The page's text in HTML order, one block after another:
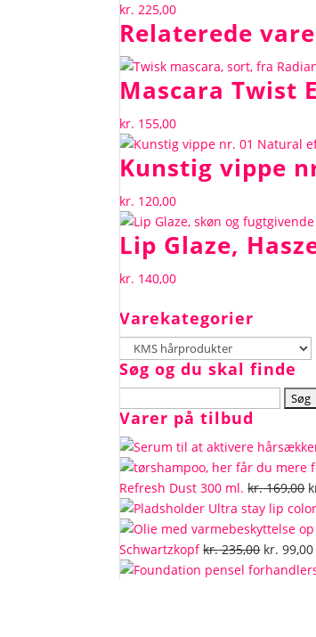
kr. 225,00
Relaterede
Mascara Twist
kr. 155,00
Kunstig vippe
kr. 120,00
Lip Glaze,
kr. 140,00
Varekategorier
Søg og du skal finde
efter:
Varer på tilbud
Refresh Dust 300 ml. kr.169,00
Ultra stay lip
Schwartzkopf kr.235,00 Den
kr. 99,00